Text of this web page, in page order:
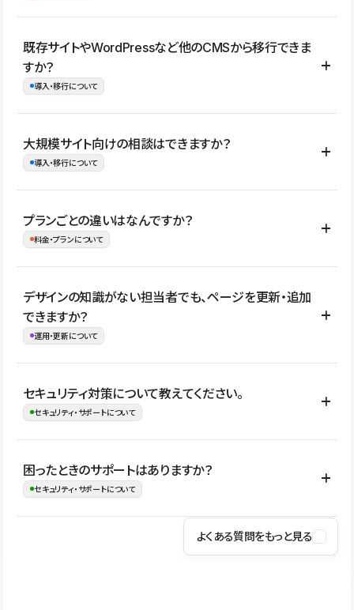
コーポレートサイト、サービスサイト、LP、採用サイト、ブロ
グ・メディア、イベントサイト、店舗・商品紹介サイト、ポートフ
ォリオなど幅広く制作できます。
既存サイトやWordPressなど他のCMSから移行できま
すか？
導入・移行について
はい。既存サイトの構成やコンテンツ、URLを整理したうえで、
Studio上に再構築する形で移行できます。 WordPressの場合は、
イト全体のデザインや設定がそのまま移行されるわけではないた
め、移行後にページ構成やデザイン、CMS設計、URL・リダイレク
大規模サイト向けの相談はできますか？
導入・移行について
はい。アクセス規模が大きいサイトや、複数部門での運用、権限管
理、セキュリティ確認、既存システムとの連携など、個別の要件が
ない段階でも、お問い合わせください。
お問合せはこちら
プランごとの違いはなんですか？
料金・プランについて
公開ページ数、バージョン履歴の期間、CMS利用数の上限、権限
管理の有無などがプランごとに異なります。詳しくは料金プランペ
ージをご覧ください。
デザインの知識がない担当者でも、ページを更新・追加
できますか？
運用・更新について
はい。CMSやコンポーネントを活用して更新範囲を設計しておく
ことで、デザインを崩しにくい状態で運用できます。 さらにコン
ながらレイアウトに影響を与えずに更新作業を進めやすくなりま
す。
セキュリティ対策について教えてください。
セキュリティ・サポートについて
Studioでは、公開サイトやサービスを安全に利用できるよう、通信
の暗号化、データ保護、アクセス管理、脆弱性対策など、複数の観
はSSL/TLSによる通信暗号化に対応しており、悪質なスクリプトの
困ったときのサポートはありますか？
セキュリティ・サポートについて
操作方法や機能については、ヘルプセンターでご確認いただけま
よくある質問をもっと見る